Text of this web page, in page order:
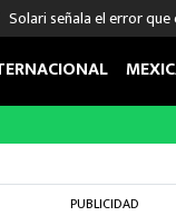
Solari señala el error que
PUBLICIDAD